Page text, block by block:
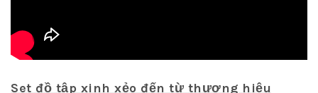
Set đồ tập xinh xẻo đến từ thương hiệu